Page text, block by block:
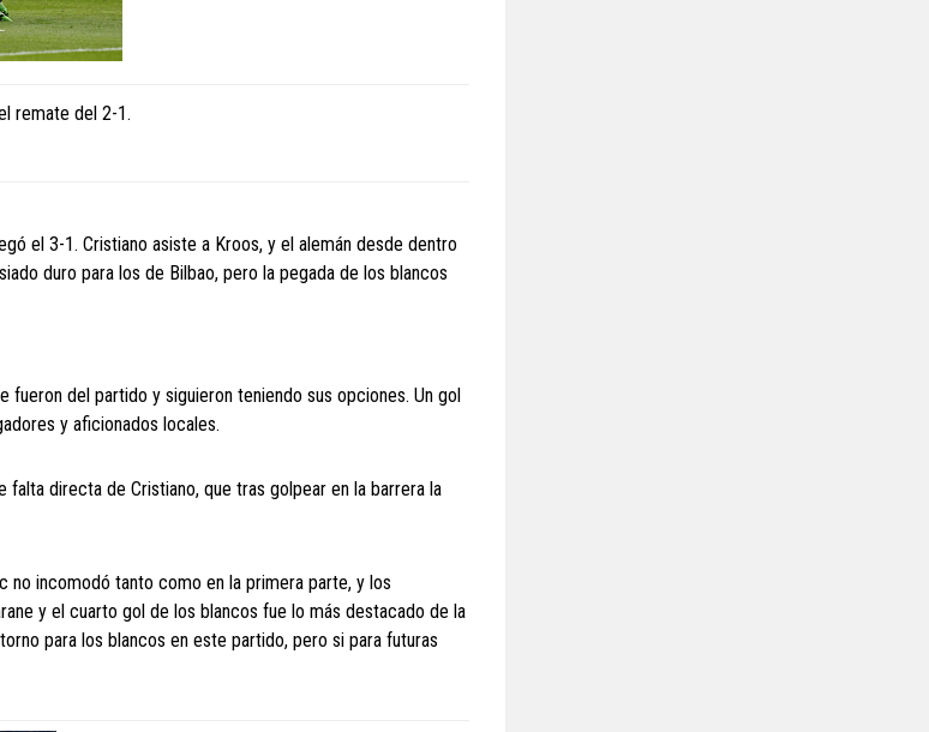
remate del 2-1.
el 3-1. Cristiano asiste a Kroos, y el alemán desde dentro
duro para los de Bilbao, pero la pegada de los blancos
del partido y siguieron teniendo sus opciones. Un gol
y aficionados locales.
directa de Cristiano, que tras golpear en la barrera la
no incomodó tanto como en la primera parte, y los
y el cuarto gol de los blancos fue lo más destacado de la
para los blancos en este partido, pero si para futuras